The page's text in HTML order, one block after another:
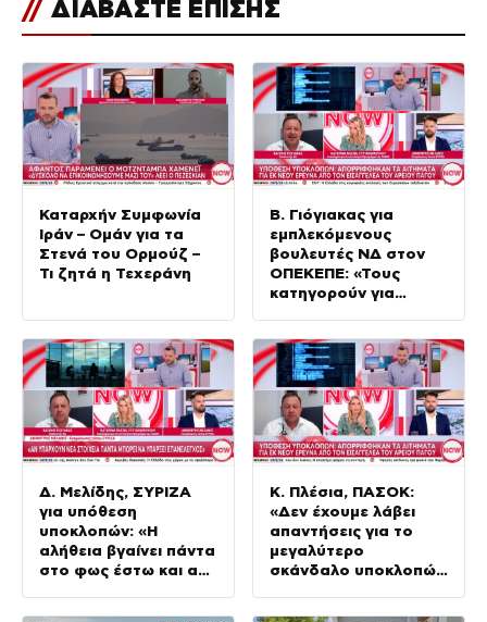
// ΔΙΑΒΑΣΤΕ ΕΠΙΣΗΣ
Καταρχήν Συμφωνία
Ιράν – Ομάν για τα
Στενά του Ορμούζ –
Τι ζητά η Τεχεράνη
Β. Γιόγιακας για
εμπλεκόμενους
βουλευτές ΝΔ στον
ΟΠΕΚΕΠΕ: «Τους
κατηγορούν για
εξυπηρετήσουν
συμπολίτες»
Δ. Μελίδης, ΣΥΡΙΖΑ
για υπόθεση
υποκλοπών: «Η
αλήθεια βγαίνει πάντα
στο φως έστω και αν
Κ. Πλέσια, ΠΑΣΟΚ:
«Δεν έχουμε λάβει
απαντήσεις για το
μεγαλύτερο
σκάνδαλο υποκλοπών